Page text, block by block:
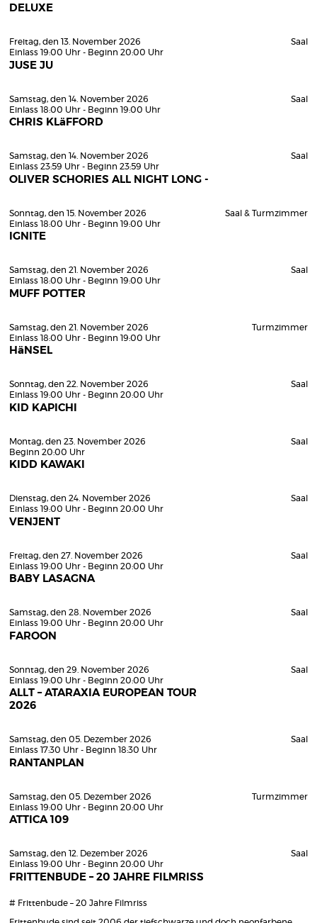
DELUXE
Freitag, den 13. November 2026
Einlass 19:00 Uhr - Beginn 20:00 Uhr
JUSE JU
Saal
Samstag, den 14. November 2026
Einlass 18:00 Uhr - Beginn 19:00 Uhr
CHRIS KLäFFORD
Saal
Samstag, den 14. November 2026
Einlass 23:59 Uhr - Beginn 23:59 Uhr
OLIVER SCHORIES ALL NIGHT LONG -
Saal
Sonntag, den 15. November 2026
Einlass 18:00 Uhr - Beginn 19:00 Uhr
IGNITE
Saal & Turmzimmer
Samstag, den 21. November 2026
Einlass 18:00 Uhr - Beginn 19:00 Uhr
MUFF POTTER
Saal
Samstag, den 21. November 2026
Einlass 18:00 Uhr - Beginn 19:00 Uhr
HäNSEL
Turmzimmer
Sonntag, den 22. November 2026
Einlass 19:00 Uhr - Beginn 20:00 Uhr
KID KAPICHI
Saal
Montag, den 23. November 2026
Beginn 20:00 Uhr
KIDD KAWAKI
Saal
Dienstag, den 24. November 2026
Einlass 19:00 Uhr - Beginn 20:00 Uhr
VENJENT
Saal
Freitag, den 27. November 2026
Einlass 19:00 Uhr - Beginn 20:00 Uhr
BABY LASAGNA
Saal
Samstag, den 28. November 2026
Einlass 19:00 Uhr - Beginn 20:00 Uhr
FAROON
Saal
Sonntag, den 29. November 2026
Einlass 19:00 Uhr - Beginn 20:00 Uhr
ALLT – ATARAXIA EUROPEAN TOUR
2026
Saal
Samstag, den 05. Dezember 2026
Einlass 17:30 Uhr - Beginn 18:30 Uhr
RANTANPLAN
Saal
Samstag, den 05. Dezember 2026
Einlass 19:00 Uhr - Beginn 20:00 Uhr
ATTICA 109
Turmzimmer
Samstag, den 12. Dezember 2026
Einlass 19:00 Uhr - Beginn 20:00 Uhr
FRITTENBUDE – 20 JAHRE FILMRISS
Saal
# Frittenbude – 20 Jahre Filmriss